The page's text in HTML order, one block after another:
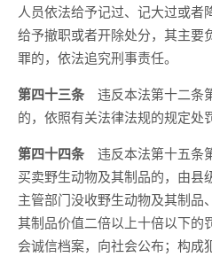
人员依法给予记过、记大过或者
给予撤职或者开除处分，其主要
罪的，依法追究刑事责任。
第四十三条 违反本法第十二条
的，依照有关法律法规的规定处
第四十四条 违反本法第十五条
买卖野生动物及其制品的，由县
主管部门没收野生动物及其制品
其制品价值二倍以上十倍以下的
会诚信档案，向社会公布；构成